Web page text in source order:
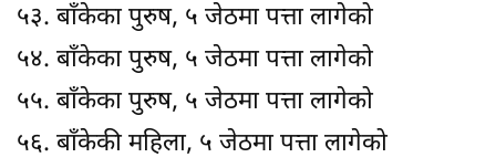
५३. बाँकेका पुरुष, ५ जेठमा पत्ता लागेको
५४. बाँकेका पुरुष, ५ जेठमा पत्ता लागेको
५५. बाँकेका पुरुष, ५ जेठमा पत्ता लागेको
५६. बाँकेकी महिला, ५ जेठमा पत्ता लागेको